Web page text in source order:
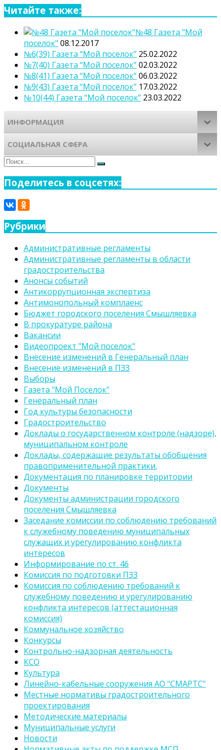
Читайте также:
№48 Газета "Мой
поселок" 08.12.2017
№6(39) Газета “Мой поселок” 25.02.2022
№7(40) Газета “Мой поселок”02.03.2022
№8(41) Газета “Мой поселок”06.03.2022
№9(43) Газета “Мой поселок” 17.03.2022
№10(44) Газета “Мой поселок” 23.03.2022
ИНФОРМАЦИЯ
СОЦИАЛЬНАЯ СФЕРА
Поиск
Поиск
Поделитесь в соцсетях:
Рубрики
Административные регламенты
Административные регламенты в области
градостроительства
Анонсы событий
Антикоррупционная экспертиза
Антимонопольный комплаенс
Бюджет городского поселения Смышляевка
В прокуратуре района
Вакансии
Видеопроект "Мой поселок"
Внесение изменений в Генеральный план
Внесение изменений в ПЗЗ
Выборы
Газета "Мой Поселок"
Генеральный план
Год культуры безопасности
Градостроительство
Доклады о государственном контроле (надзоре),
муниципальном контроле
Доклады, содержащие результаты обобщения
правоприменительной практики.
Документация по планировке территории
Документы
Документы администрации городского
поселения Смышляевка
Заседание комиссии по соблюдению требований
к служебному поведению муниципальных
служащих и урегулированию конфликта
интересов
Информирование по ст. 46
Комиссия по подготовки ПЗЗ
Комиссия по соблюдению требований к
служебному поведению и урегулированию
конфликта интересов (аттестационная
комиссия)
Коммунальное хозяйство
Конкурсы
Контрольно-надзорная деятельность
КСО
Культура
Линейно-кабельные сооружения АО "СМАРТС"
Местные нормативы градостроительного
проектирования
Методические материалы
Муниципальные услуги
Новости